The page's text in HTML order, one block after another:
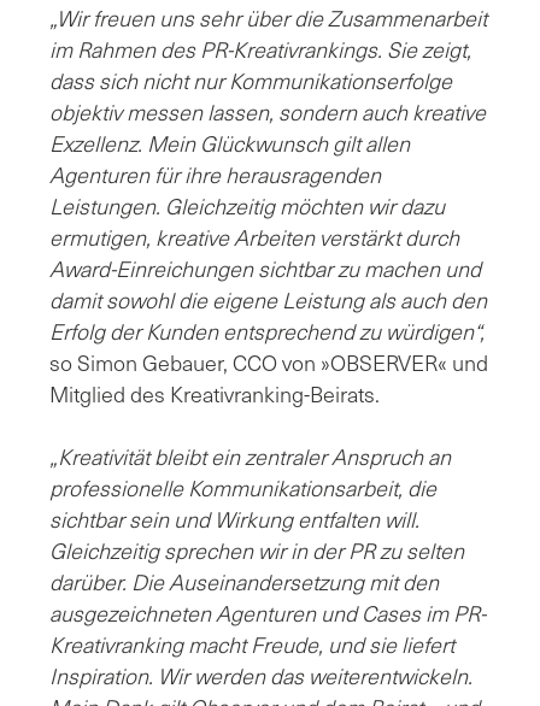
„Wir freuen uns sehr über die Zusammenarbeit
im Rahmen des PR-Kreativrankings. Sie zeigt,
dass sich nicht nur Kommunikationserfolge
objektiv messen lassen, sondern auch kreative
Exzellenz. Mein Glückwunsch gilt allen
Agenturen für ihre herausragenden
Leistungen. Gleichzeitig möchten wir dazu
ermutigen, kreative Arbeiten verstärkt durch
Award-Einreichungen sichtbar zu machen und
damit sowohl die eigene Leistung als auch den
Erfolg der Kunden entsprechend zu würdigen“,
so Simon Gebauer, CCO von »OBSERVER« und
Mitglied des Kreativranking-Beirats.
„Kreativität bleibt ein zentraler Anspruch an
professionelle Kommunikationsarbeit, die
sichtbar sein und Wirkung entfalten will.
Gleichzeitig sprechen wir in der PR zu selten
darüber. Die Auseinandersetzung mit den
ausgezeichneten Agenturen und Cases im PR-
Kreativranking macht Freude, und sie liefert
Inspiration. Wir werden das weiterentwickeln.